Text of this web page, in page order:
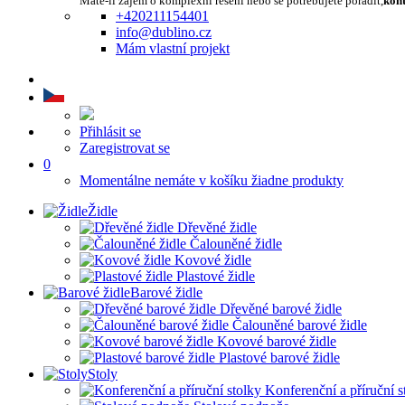
+420211154401
info@dublino.cz
Mám vlastní projekt
Přihlásit se
Zaregistrovat se
0
Momentálne nemáte v košíku žiadne produkty
Židle
Dřevěné židle
Čalouněné židle
Kovové židle
Plastové židle
Barové židle
Dřevěné barové židle
Čalouněné barové židle
Kovové barové židle
Plastové barové židle
Stoly
Konferenční a příruční